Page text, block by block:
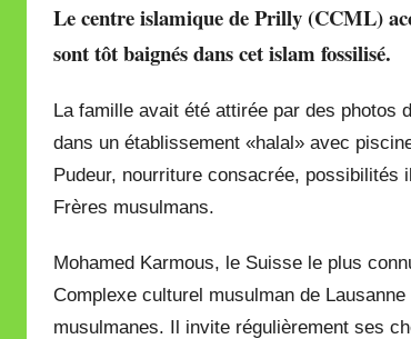
r
M
r
e
i
e
Le centre islamique de Prilly (CCML)
sont tôt baignés dans cet islam fossilisé.
La famille avait été attirée par des photos
dans un établissement «halal» avec
Pudeur, nourriture consacrée, possibilités
Frères musulmans.
Mohamed Karmous, le Suisse le plus
Complexe culturel musulman de
musulmanes. Il invite régulièrement ses